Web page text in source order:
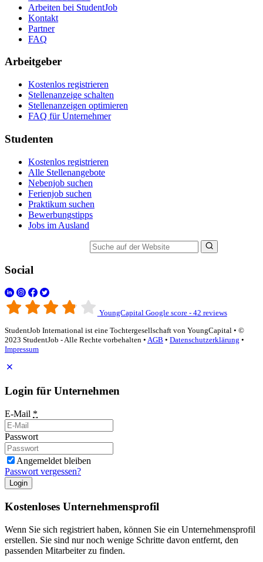
Arbeiten bei StudentJob
Kontakt
Partner
FAQ
Arbeitgeber
Kostenlos registrieren
Stellenanzeige schalten
Stellenanzeigen optimieren
FAQ für Unternehmer
Studenten
Kostenlos registrieren
Alle Stellenangebote
Nebenjob suchen
Ferienjob suchen
Praktikum suchen
Bewerbungstipps
Jobs im Ausland
Social
YoungCapital Google score - 42 reviews
StudentJob International ist eine Tochtergesellschaft von YoungCapital • ©
2023 StudentJob - Alle Rechte vorbehalten • AGB • Datenschutzerklärung •
Impressum
Login für Unternehmen
E-Mail *
Passwort
Angemeldet bleiben
Passwort vergessen?
Login
Kostenloses Unternehmensprofil
Wenn Sie sich registriert haben, können Sie ein Unternehmensprofil
erstellen. Sie sind nur noch wenige Schritte davon entfernt, den
passenden Mitarbeiter zu finden.